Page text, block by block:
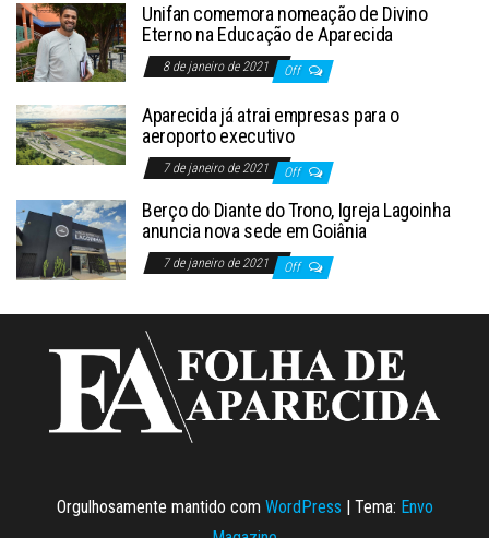
Unifan comemora nomeação de Divino
Eterno na Educação de Aparecida
8 de janeiro de 2021 Off
Aparecida já atrai empresas para o
aeroporto executivo
7 de janeiro de 2021 Off
Berço do Diante do Trono, Igreja Lagoinha
anuncia nova sede em Goiânia
7 de janeiro de 2021 Off
Orgulhosamente mantido com WordPress | Tema: Envo